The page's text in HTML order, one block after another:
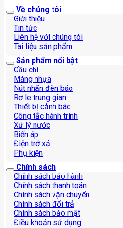
Về chúng tôi
Giới thiệu
Tin tức
Liên hệ với chúng tôi
Tài liệu sản phẩm
Sản phẩm nổi bật
Cầu chì
Máng nhựa
Nút nhấn đèn báo
Rơ le trung gian
Thiết bị cảnh báo
Công tắc hành trình
Xử lý nước
Biến áp
Điện trở xả
Phụ kiện
Chính sách
Chính sách bảo hành
Chính sách thanh toán
Chính sách vận chuyển
Chính sách đổi trả
Chính sách bảo mật
Điều khoản sử dụng